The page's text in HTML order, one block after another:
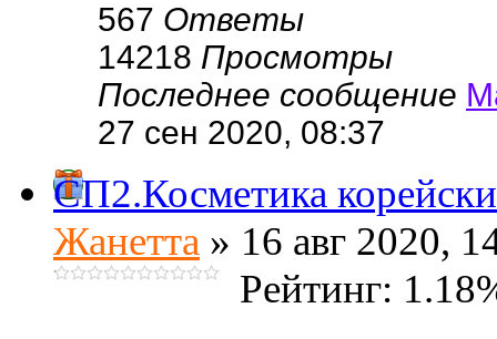
567 Ответы
14218 Просмотры
Последнее сообщение
27 сен 2020, 08:37
СП2.Косметика
Жанетта » 16 авг 2020,
Рейтинг: